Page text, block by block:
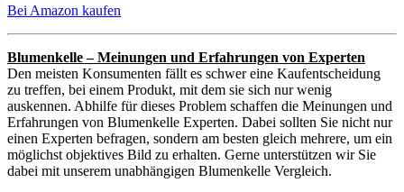
Bei Amazon kaufen
Blumenkelle – Meinungen und Erfahrungen von Experten
Den meisten Konsumenten fällt es schwer eine Kaufentscheidung
zu treffen, bei einem Produkt, mit dem sie sich nur wenig
auskennen. Abhilfe für dieses Problem schaffen die Meinungen und
Erfahrungen von Blumenkelle Experten. Dabei sollten Sie nicht nur
einen Experten befragen, sondern am besten gleich mehrere, um ein
möglichst objektives Bild zu erhalten. Gerne unterstützen wir Sie
dabei mit unserem unabhängigen Blumenkelle Vergleich.